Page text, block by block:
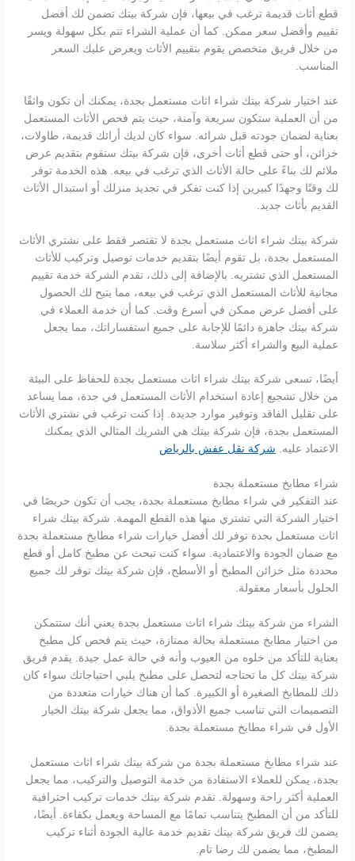
قطع أثاث قديمة ترغب في بيعها، فإن شركة بيتك تضمن لك أفضل
تقييم وأفضل سعر ممكن. كما أن عملية الشراء تتم بكل سهولة ويسر
من خلال فريق متخصص يقوم بتقييم الأثاث ويعرض عليك السعر
المناسب.
عند اختيار شركة بيتك شراء اثاث مستعمل بجدة، يمكنك أن تكون واثقًا
من أن العملية ستكون سريعة وآمنة، حيث يتم فحص الأثاث المستعمل
بعناية لضمان جودته قبل شرائه. سواء كان لديك أرائك قديمة، طاولات،
خزائن، أو حتى قطع أثاث أخرى، فإن شركة بيتك ستقوم بتقديم عرض
ملائم لك بناءً على حالة الأثاث الذي ترغب في بيعه. هذه الخدمة توفر
لك وقتًا وجهدًا كبيرين إذا كنت تفكر في تجديد منزلك أو استبدال الأثاث
القديم بأثاث جديد.
شركة بيتك شراء اثاث مستعمل بجدة لا تقتصر فقط على نشتري الأثاث
المستعمل بجدة، بل تقوم أيضًا بتقديم خدمات توصيل وتركيب للأثاث
المستعمل الذي تشتريه. بالإضافة إلى ذلك، تقدم الشركة خدمة تقييم
مجانية للأثاث المستعمل الذي ترغب في بيعه، مما يتيح لك الحصول
على أفضل عرض ممكن في أسرع وقت. كما أن خدمة العملاء في
شركة بيتك جاهزة دائمًا للإجابة على جميع استفساراتك، مما يجعل
عملية البيع والشراء أكثر سلاسة.
أيضًا، تسعى شركة بيتك شراء اثاث مستعمل بجدة للحفاظ على البيئة
من خلال تشجيع إعادة استخدام الأثاث المستعمل في جدة، مما يساعد
على تقليل الفاقد وتوفير موارد جديدة. إذا كنت ترغب في نشتري الأثاث
المستعمل بجدة، فإن شركة بيتك هي الشريك المثالي الذي يمكنك
الاعتماد عليه. شركة نقل عفش بالرياض
شراء مطابخ مستعملة بجدة
عند التفكير في شراء مطابخ مستعملة بجدة، يجب أن تكون حريصًا في
اختيار الشركة التي تشتري منها هذه القطع المهمة. شركة بيتك شراء
اثاث مستعمل بجدة توفر لك أفضل خيارات شراء مطابخ مستعملة بجدة
مع ضمان الجودة والاعتمادية. سواء كنت تبحث عن مطبخ كامل أو قطع
محددة مثل خزائن المطبخ أو الأسطح، فإن شركة بيتك توفر لك جميع
الحلول بأسعار معقولة.
الشراء من شركة بيتك شراء اثاث مستعمل بجدة يعني أنك ستتمكن
من اختيار مطابخ مستعملة بحالة ممتازة، حيث يتم فحص كل مطبخ
بعناية للتأكد من خلوه من العيوب وأنه في حالة عمل جيدة. يقدم فريق
شركة بيتك كل ما تحتاجه لتحصل على مطبخ يلبي احتياجاتك سواء كان
ذلك للمطابخ الصغيرة أو الكبيرة. كما أن هناك خيارات متعددة من
التصميمات التي تناسب جميع الأذواق، مما يجعل شركة بيتك الخيار
الأول في شراء مطابخ مستعملة بجدة.
عند شراء مطابخ مستعملة بجدة من شركة بيتك شراء اثاث مستعمل
بجدة، يمكن للعملاء الاستفادة من خدمة التوصيل والتركيب، مما يجعل
العملية أكثر راحة وسهولة. تقدم شركة بيتك خدمات تركيب احترافية
للتأكد من أن المطبخ يتناسب تمامًا مع المساحة ويعمل بكفاءة. أيضًا،
يضمن لك فريق شركة بيتك تقديم خدمة عالية الجودة أثناء تركيب
المطبخ، مما يضمن لك رضا تام.